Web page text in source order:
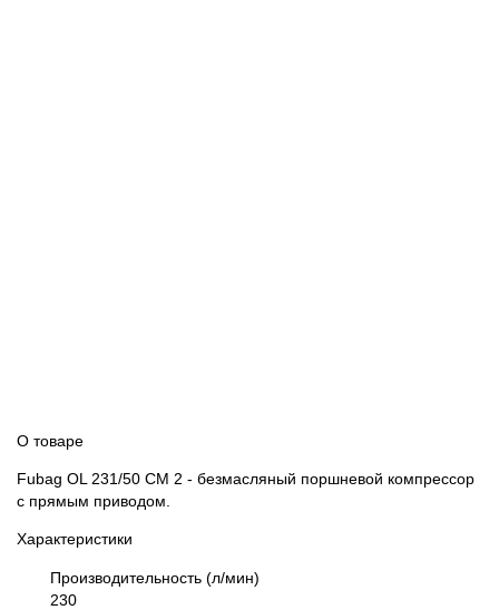
О товаре
Fubag OL 231/50 CM 2 - безмасляный поршневой компрессор
с прямым приводом.
Характеристики
Производительность (л/мин)
230